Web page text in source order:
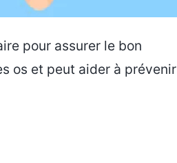
pour assurer le bon
os et peut aider à prévenir